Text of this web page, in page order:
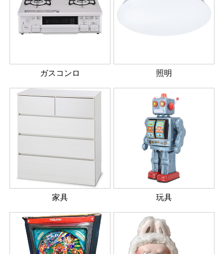
ガスコンロ 照明
家具 玩具